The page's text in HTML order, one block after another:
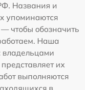
Названия и
упоминаются
чтобы обозначить
Наша
их
выполняются